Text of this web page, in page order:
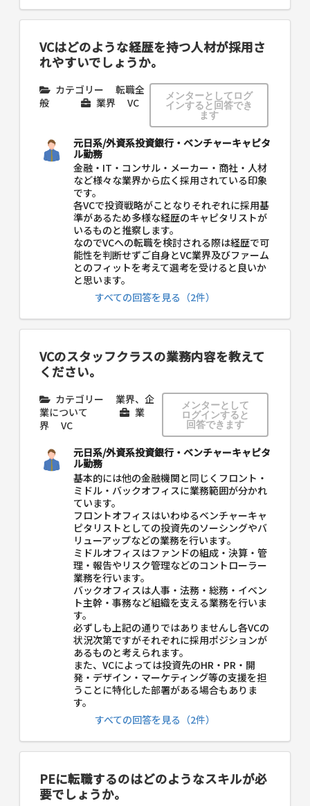
VCはどのような経歴を持つ人材が採用さ
れやすいでしょうか。
カテゴリー
転職全
般
業界 VC
メンターとしてログ
インすると回答でき
ます
元日系/外資系投資銀行・ベンチャーキャピタ
ル勤務
金融・IT・コンサル・メーカー・商社・人材
など様々な業界から広く採用されている印象
です。
各VCで投資戦略がことなりそれぞれに採用基
準があるため多様な経歴のキャピタリストが
いるものと推察します。
なのでVCへの転職を検討される際は経歴で可
能性を判断せずご自身とVC業界及びファーム
とのフィットを考えて選考を受けると良いか
と思います。
すべての回答を見る（2件）
VCのスタッフクラスの業務内容を教えて
ください。
カテゴリー
業界、企
業について
業
界
VC
メンターとして
ログインすると
回答できます
元日系/外資系投資銀行・ベンチャーキャピタ
ル勤務
基本的には他の金融機関と同じくフロント・
ミドル・バックオフィスに業務範囲が分かれ
ています。
フロントオフィスはいわゆるベンチャーキャ
ピタリストとしての投資先のソーシングやバ
リューアップなどの業務を行います。
ミドルオフィスはファンドの組成・決算・管
理・報告やリスク管理などのコントローラー
業務を行います。
バックオフィスは人事・法務・総務・イベン
ト主幹・事務など組織を支える業務を行いま
す。
必ずしも上記の通りではありませんし各VCの
状況次第ですがそれぞれに採用ポジションが
あるものと考えられます。
また、VCによっては投資先のHR・PR・開
発・デザイン・マーケティング等の支援を担
うことに特化した部署がある場合もありま
す。
すべての回答を見る（2件）
PEに転職するのはどのようなスキルが必
要でしょうか。